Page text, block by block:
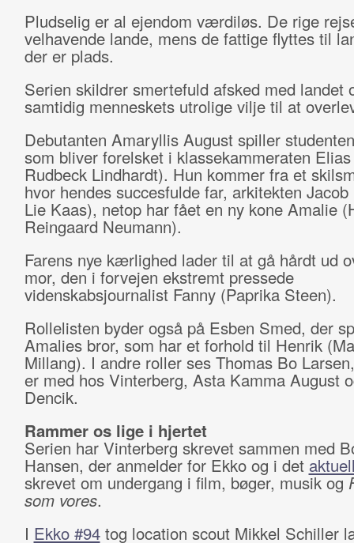
Pludselig er al ejendom værdiløs. De rige
velhavende lande, mens de fattige flyttes til
der er plads.
Serien skildrer smertefuld afsked med landet
samtidig menneskets utrolige vilje til at
Debutanten Amaryllis August spiller
som bliver forelsket i klassekammeraten
Rudbeck Lindhardt). Hun kommer fra et
hvor hendes succesfulde far, arkitekten
Lie Kaas), netop har fået en ny kone Amalie
Reingaard Neumann).
Farens nye kærlighed lader til at gå hårdt ud
mor, den i forvejen ekstremt pressede
videnskabsjournalist Fanny (Paprika Steen).
Rollelisten byder også på Esben Smed, der
Amalies bror, som har et forhold til Henrik
Millang). I andre roller ses Thomas Bo
er med hos Vinterberg, Asta Kamma August
Dencik.
Rammer os lige i hjertet
Serien har Vinterberg skrevet sammen med
Hansen, der anmelder for Ekko og i det
skrevet om undergang i film, bøger, musik og
som vores.
I Ekko #94tog location scout Mikkel Schiller